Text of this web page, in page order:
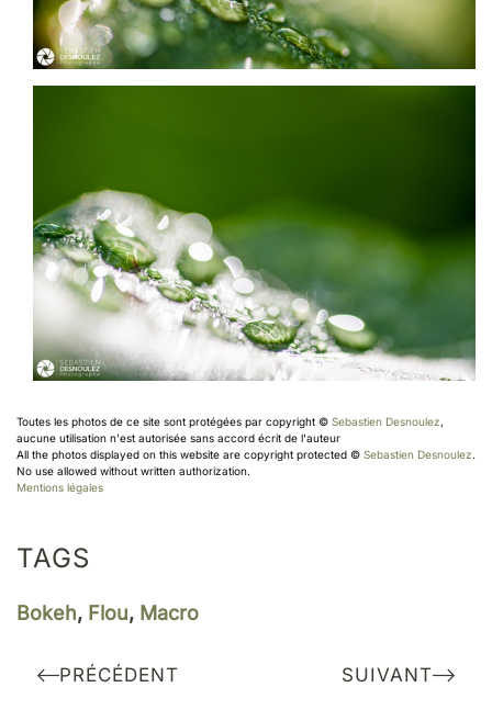
Toutes les photos de ce site sont protégées par copyright © Sebastien Desnoulez,
aucune utilisation n'est autorisée sans accord écrit de l'auteur
All the photos displayed on this website are copyright protected © Sebastien Desnoulez.
No use allowed without written authorization.
Mentions légales
TAGS
Bokeh, Flou, Macro
PRÉCÉDENT SUIVANT